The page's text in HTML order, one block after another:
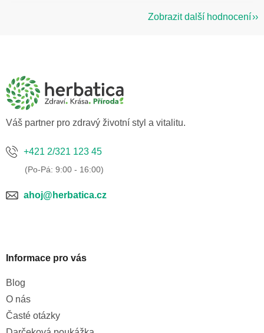
Zobrazit další hodnocení
a
Váš partner pro zdravý životní styl a vitalitu.
+421 2/321 123 45
ahoj@herbatica.cz
Informace pro vás
Blog
O nás
Časté otázky